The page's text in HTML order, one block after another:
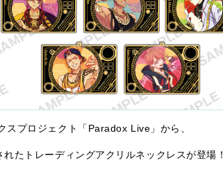
スプロジェクト「Paradox Live」から、
たトレーディングアクリルネックレスが登場！